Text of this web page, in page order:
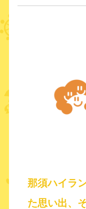
那須ハイラ
た思い出、